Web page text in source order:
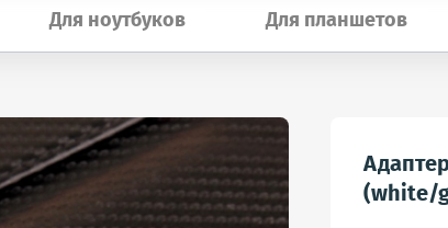
Для ноутбуков Для планшетов
(white/